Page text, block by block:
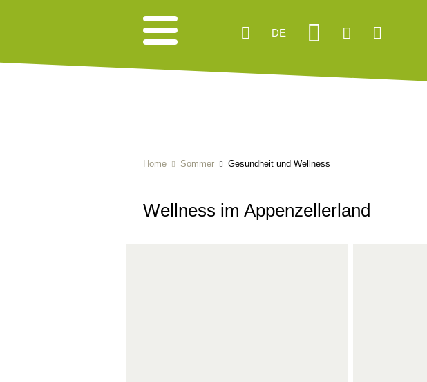
DE
Home Sommer Gesundheit und Wellness
Wellness im Appenzellerland